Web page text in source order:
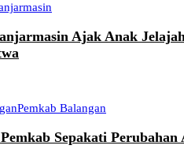
Ajak Anak
Pemkab Balangan
Sepakati Perubahan